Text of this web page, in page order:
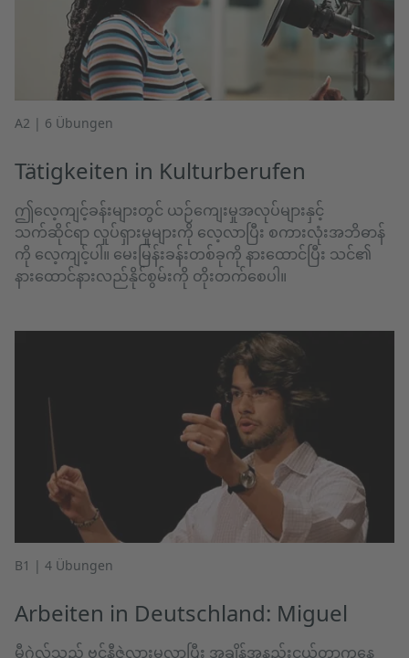
A2 | 6 Übungen
Tätigkeiten in Kulturberufen
ဤလေ့ကျင့်ခန်းများတွင် ယဉ်ကျေးမှုအလုပ်များနှင့်
သက်ဆိုင်ရာ လှုပ်ရှားမှုများကို လေ့လာပြီး စကားလုံးအဘိဓာန်
ကို လေ့ကျင့်ပါ။ မေးမြန်းခန်းတစ်ခုကို နားထောင်ပြီး သင်၏
နားထောင်နားလည်နိုင်စွမ်းကို တိုးတက်စေပါ။
B1 | 4 Übungen
Arbeiten in Deutschland: Miguel
မီဂွဲလ်သည် ဗင်နီဇွဲလားမှလာပြီး အချိန်အနည်းငယ်တာကနေ